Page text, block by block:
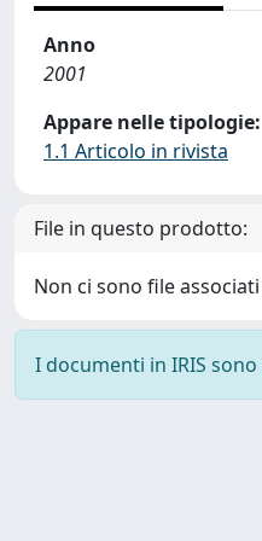
Anno
2001
Appare nelle tipologie:
1.1 Articolo in rivista
File in questo prodotto:
Non ci sono file
I documenti in IRIS